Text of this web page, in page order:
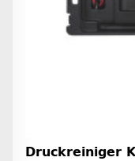
Druckreiniger